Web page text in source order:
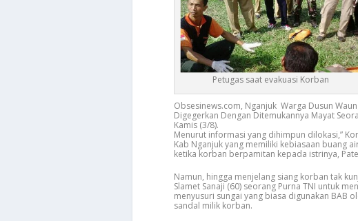
Petugas saat evakuasi Korban
Obsesinews.com, Nganjuk Warga Dusun
Digegerkan Dengan Ditemukannya Mayat
Kamis (3/8).
Menurut informasi yang dihimpun dilokasi,”
Kab Nganjuk yang memiliki kebiasaan buang
ketika korban berpamitan kepada istrinya,
Namun, hingga menjelang siang korban tak
Slamet Sanaji (60) seorang Purna TNI untuk
menyusuri sungai yang biasa digunakan BAB
sandal milik korban.